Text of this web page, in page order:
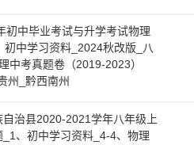
初中毕业考试与升学考试物理
初中学习资料_2024秋改版_八
中考真题卷（2019-2023）
州_黔西南州
治县2020-2021学年八年级上
、初中学习资料_4-4、物理